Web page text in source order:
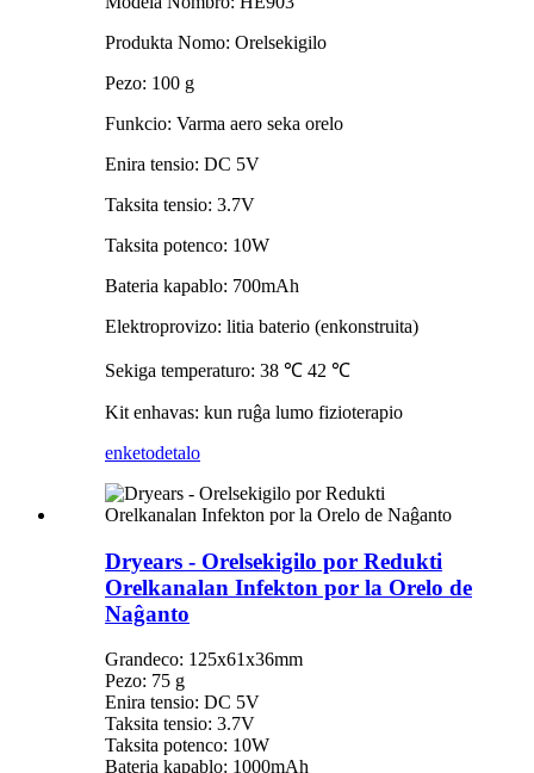
Produkta Nomo: Orelsekigilo
Pezo: 100 g
Funkcio: Varma aero seka orelo
Enira tensio: DC 5V
Taksita tensio: 3.7V
Taksita potenco: 10W
Bateria kapablo: 700mAh
Elektroprovizo: litia baterio (enkonstruita)
Sekiga temperaturo: 38 ℃ 42 ℃
Kit enhavas: kun ruĝa lumo fizioterapio
enketodetalo
Dryears - Orelsekigilo por Redukti
Orelkanalan Infekton por la Orelo de
Naĝanto
Grandeco: 125x61x36mm
Pezo: 75 g
Enira tensio: DC 5V
Taksita tensio: 3.7V
Taksita potenco: 10W
Bateria kapablo: 1000mAh